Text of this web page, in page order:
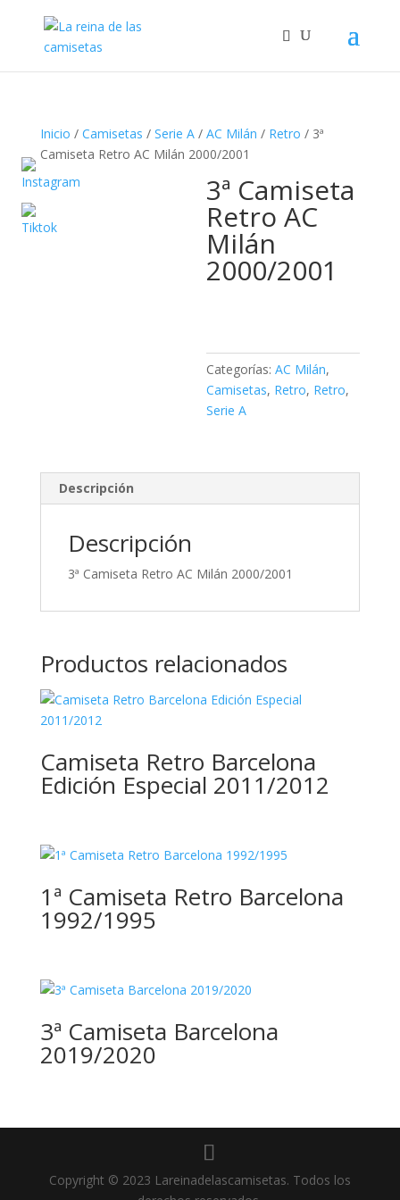
Inicio / Camisetas / Serie A/ AC Milán / Retro / 3ª
Camiseta Retro AC Milán 2000/2001
3ª Camiseta
Retro AC
Milán
2000/2001
Categorías:AC Milán,
Camisetas, Retro, Retro,
Serie A
Descripción
Descripción
3ª Camiseta Retro AC Milán 2000/2001
Productos relacionados
Camiseta Retro Barcelona
Edición Especial 2011/2012
1ª Camiseta Retro Barcelona
1992/1995
3ª Camiseta Barcelona
2019/2020
Copyright © 2023 Lareinadelascamisetas. Todos los